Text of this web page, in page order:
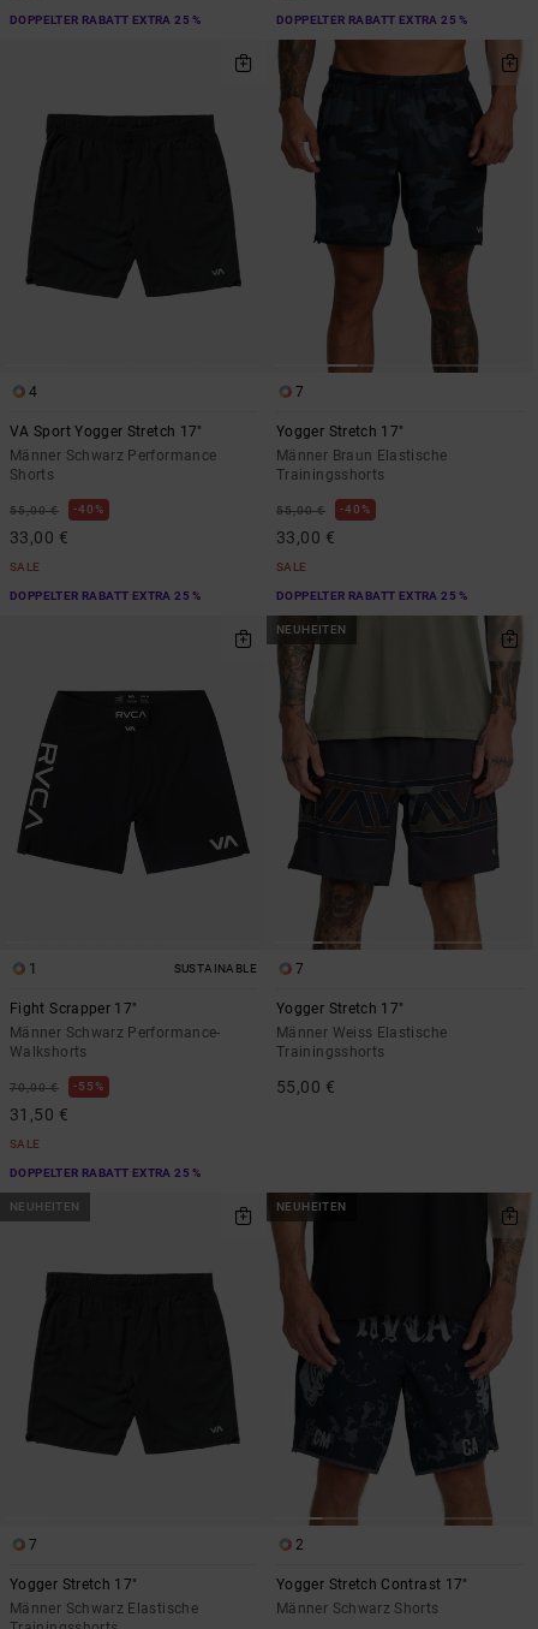
DOPPELTER RABATT EXTRA 25 % DOPPELTER RABATT EXTRA 25 %
4
VA Sport Yogger Stretch 17"
Männer Schwarz Performance
Shorts
55,00 € 40%
33,00 €
SALE
DOPPELTER RABATT EXTRA 25 %
7
Yogger Stretch 17"
Männer Braun Elastische
Trainingsshorts
55,00 € 40%
33,00 €
SALE
DOPPELTER RABATT EXTRA 25 %
1 SUSTAINABLE
Fight Scrapper 17"
Männer Schwarz Performance-
Walkshorts
70,00 € 55%
31,50 €
SALE
DOPPELTER RABATT EXTRA 25 %
NEUHEITEN
7
Yogger Stretch 17"
Männer Weiss Elastische
Trainingsshorts
55,00 €
NEUHEITEN
7
Yogger Stretch 17"
Männer Schwarz Elastische
NEUHEITEN
2
Yogger Stretch Contrast 17"
Männer Schwarz Shorts